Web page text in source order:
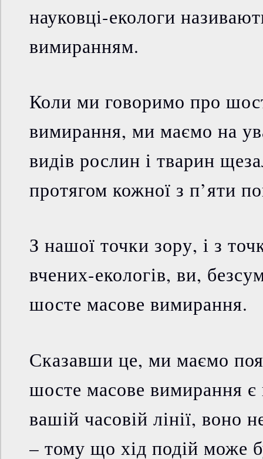
науковці-екологи
вимиранням.
Коли ми говоримо про
вимирання, ми маємо на
видів рослин і тварин
протягом кожної з п’яти
З нашої точки зору, і з
вчених-екологів, ви,
шосте масове вимирання.
Сказавши це, ми маємо
шосте масове вимирання є
вашій часовій лінії, воно
– тому що хід подій може